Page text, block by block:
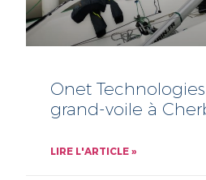
Onet
grand-voile à
LIRE L'ARTICLE »